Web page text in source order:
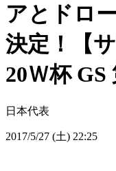
アとドロ
決定！【
20Ｗ杯 GS
日本代表
2017/5/27 (土) 22:25